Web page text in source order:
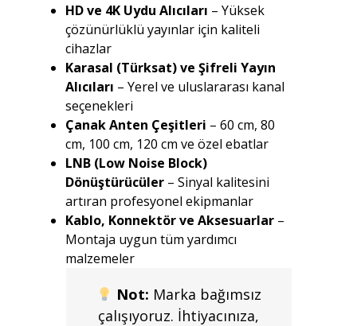
HD ve 4K Uydu Alıcıları – Yüksek
çözünürlüklü yayınlar için kaliteli
cihazlar
Karasal (Türksat) ve Şifreli Yayın
Alıcıları – Yerel ve uluslararası kanal
seçenekleri
Çanak Anten Çeşitleri – 60 cm, 80
cm, 100 cm, 120 cm ve özel ebatlar
LNB (Low Noise Block)
Dönüştürücüler – Sinyal kalitesini
artıran profesyonel ekipmanlar
Kablo, Konnektör ve Aksesuarlar –
Montaja uygun tüm yardımcı
malzemeler
Not: Marka bağımsız
çalışıyoruz. İhtiyacınıza,